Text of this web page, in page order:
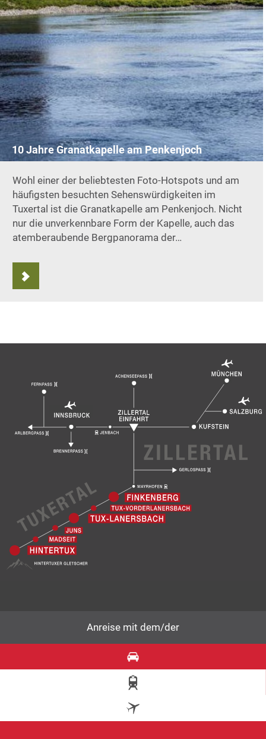
10 Jahre Granatkapelle am Penkenjoch
Wohl einer der beliebtesten Foto-Hotspots und am
häufigsten besuchten Sehenswürdigkeiten im
Tuxertal ist die Granatkapelle am Penkenjoch. Nicht
nur die unverkennbare Form der Kapelle, auch das
atemberaubende Bergpanorama der…
Anreise mit dem/der